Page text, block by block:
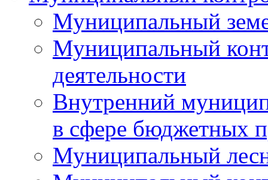
Муниципальный
Муниципальный
деятельности
Внутренний
в сфере бюджетных
Муниципальный